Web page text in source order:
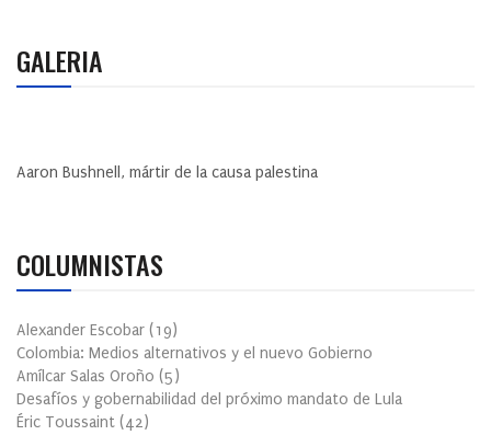
GALERIA
Aaron Bushnell, mártir de la causa palestina
COLUMNISTAS
Alexander Escobar (19)
Colombia: Medios alternativos y el nuevo Gobierno
Amílcar Salas Oroño (5)
Desafíos y gobernabilidad del próximo mandato de Lula
Éric Toussaint (42)